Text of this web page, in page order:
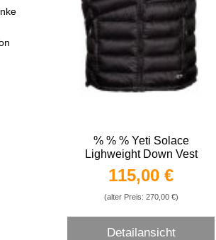
% % % Yeti Solace
Lighweight Down Vest
115,00 €
(alter Preis: 270,00 €)
Detailansicht